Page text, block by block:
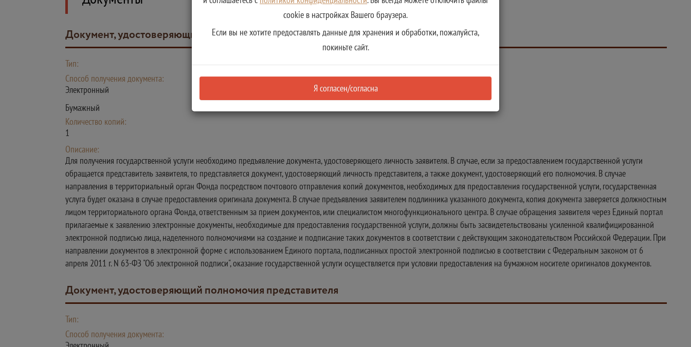
Документ, удостоверяющий личность
Тип:
Способ получения документа:
Электронный
Бумажный
Количество копий:
1
Описание:
Для получения государственной услуги необходимо предъявление документа, удостоверяющего личность заявителя. В случае, если за предоставлением государственной услуги
обращается представитель заявителя, то представляется документ, удостоверяющий личность представителя, а также документ, удостоверяющий его полномочия. В случае
направления в территориальный орган Фонда посредством почтового отправления копий документов, необходимых для предоставления государственной услуги, государственная
услуга будет оказана в случае предоставления оригинала документа. В случае предъявления заявителем подлинника указанного документа, копия документа заверяется должностным
лицом территориального органа Фонда, ответственным за прием документов, или специалистом многофункционального центра. В случае обращения заявителя через Единый портал
прилагаемые к заявлению электронные документы, необходимые для предоставления государственной услуги, должны быть засвидетельствованы усиленной квалифицированной
электронной подписью лица, наделенного полномочиями на создание и подписание таких документов в соответствии с действующим законодательством Российской Федерации. При
направлении документов в электронной форме с использованием Единого портала, подписанных простой электронной подписью в соответствии с Федеральным законом от 6
апреля 2011 г. N 63-ФЗ "Об электронной подписи", оказание государственной услуги осуществляется при условии предоставления на бумажном носителе оригиналов документов.
Документ, удостоверяющий полномочия представителя
Тип:
Способ получения документа:
cookie в настройках Вашего браузера.
Если вы не хотите предоставлять данные для хранения и обработки, пожалуйста,
покиньте сайт.
Я согласен/согласна